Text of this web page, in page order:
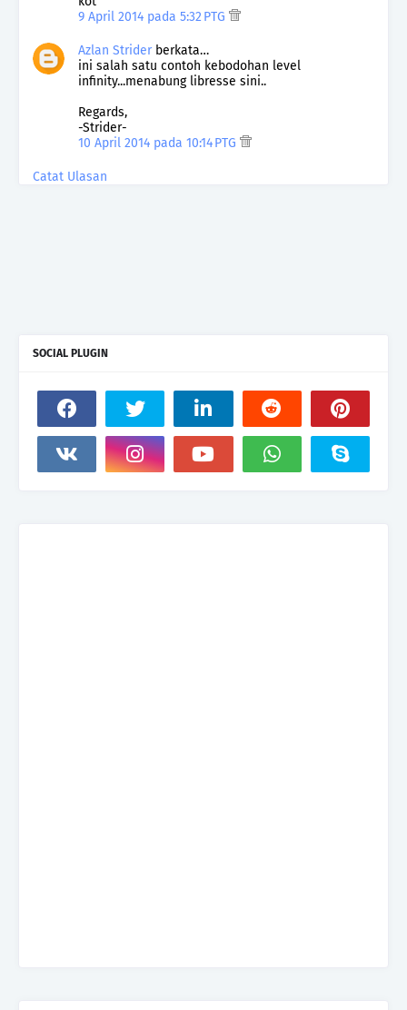
9 April 2014 pada 5:32 PTG
Azlan Striderberkata…
ini salah satu contoh kebodohan level
infinity...menabung libresse sini..
Regards,
-Strider-
10 April 2014 pada 10:14 PTG
Catat Ulasan
SOCIAL PLUGIN